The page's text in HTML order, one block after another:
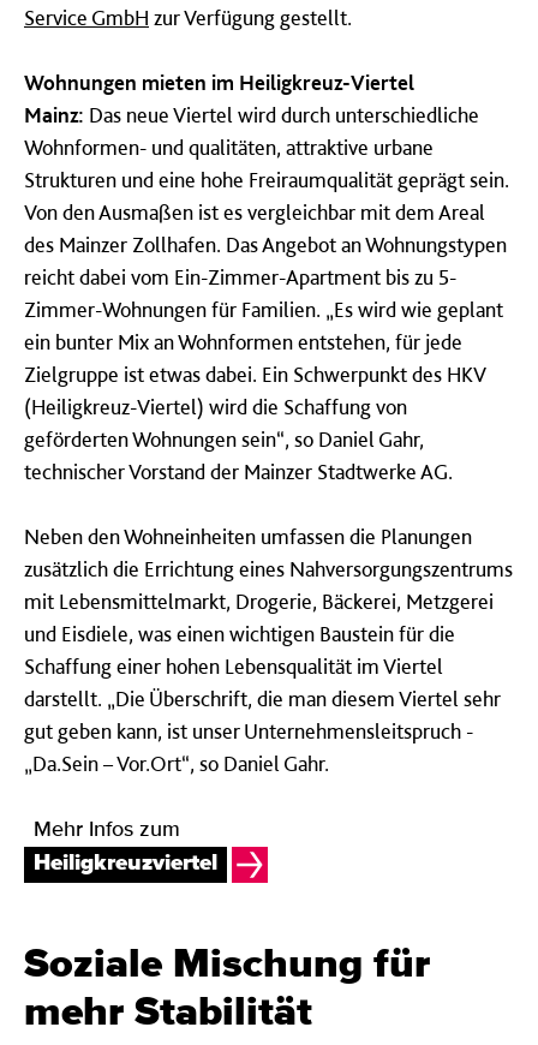
Service GmbH zur Verfügung gestellt.
Wohnungen mieten im Heiligkreuz-Viertel
Mainz: Das neue Viertel wird durch unterschiedliche
Wohnformen- und qualitäten, attraktive urbane
Strukturen und eine hohe Freiraumqualität geprägt sein.
Von den Ausmaßen ist es vergleichbar mit dem Areal
des Mainzer Zollhafen. Das Angebot an Wohnungstypen
reicht dabei vom Ein-Zimmer-Apartment bis zu 5-
Zimmer-Wohnungen für Familien. „Es wird wie geplant
ein bunter Mix an Wohnformen entstehen, für jede
Zielgruppe ist etwas dabei. Ein Schwerpunkt des HKV
(Heiligkreuz-Viertel) wird die Schaffung von
geförderten Wohnungen sein“, so Daniel Gahr,
technischer Vorstand der Mainzer Stadtwerke AG.
Neben den Wohneinheiten umfassen die Planungen
zusätzlich die Errichtung eines Nahversorgungszentrums
mit Lebensmittelmarkt, Drogerie, Bäckerei, Metzgerei
und Eisdiele, was einen wichtigen Baustein für die
Schaffung einer hohen Lebensqualität im Viertel
darstellt. „Die Überschrift, die man diesem Viertel sehr
gut geben kann, ist unser Unternehmensleitspruch -
„Da.Sein – Vor.Ort“, so Daniel Gahr.
Mehr Infos zum
Heiligkreuzviertel
Soziale Mischung für
mehr Stabilität